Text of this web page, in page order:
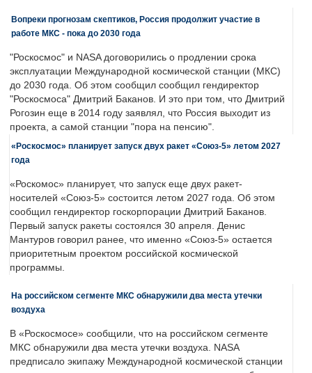
Вопреки прогнозам скептиков, Россия продолжит участие в
работе МКС - пока до 2030 года
"Роскосмос" и NASA договорились о продлении срока
эксплуатации Международной космической станции (МКС)
до 2030 года. Об этом сообщил сообщил гендиректор
"Роскосмоса" Дмитрий Баканов. И это при том, что Дмитрий
Рогозин еще в 2014 году заявлял, что Россия выходит из
проекта, а самой станции "пора на пенсию".
«Роскосмос» планирует запуск двух ракет «Союз-5» летом 2027
года
«Роскомос» планирует, что запуск еще двух ракет-
носителей «Союз-5» состоится летом 2027 года. Об этом
сообщил гендиректор госкорпорации Дмитрий Баканов.
Первый запуск ракеты состоялся 30 апреля. Денис
Мантуров говорил ранее, что именно «Союз-5» остается
приоритетным проектом российской космической
программы.
На российском сегменте МКС обнаружили два места утечки
воздуха
В «Роскосмосе» сообщили, что на российском сегменте
МКС обнаружили два места утечки воздуха. NASA
предписало экипажу Международной космической станции